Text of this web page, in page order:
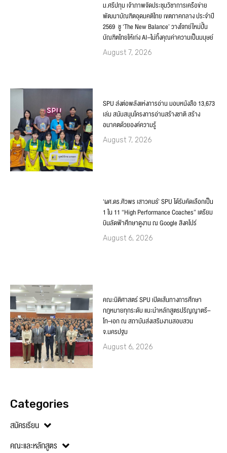
ม.ศรีปทุม เจ้าภาพจัดประชุมวิชาการเครือข่าย
พัฒนาบัณฑิตอุดมคติไทย เขตภาคกลาง ประจำปี
2569 ชู ‘The New Balance’ วางโจทย์ใหม่ปั้น
บัณฑิตไทยให้เก่ง AI–ไม่ทิ้งคุณค่าความเป็นมนุษย์
August 7, 2026
SPU ส่งต่อพลังแห่งการอ่าน มอบหนังสือ 13,673
เล่ม สนับสนุนโครงการอ่านสร้างชาติ สร้าง
อนาคตด้วยองค์ความรู้
August 7, 2026
‘ผศ.ดร.ศิวพร เสาวคนธ์’ SPU ได้รับคัดเลือกเป็น
1 ใน 11 “High Performance Coaches” เตรียม
บินลัดฟ้าศึกษาดูงาน ณ Google สิงคโปร์
August 6, 2026
คณะนิติศาสตร์ SPU เปิดเส้นทางการศึกษา
กฎหมายทุกระดับ แนะนำหลักสูตรปริญญาตรี–
โท–เอก ณ สถาบันส่งเสริมงานสอบสวน
จ.นครปฐม
August 6, 2026
Categories
สมัครเรียน
คณะและหลักสูตร